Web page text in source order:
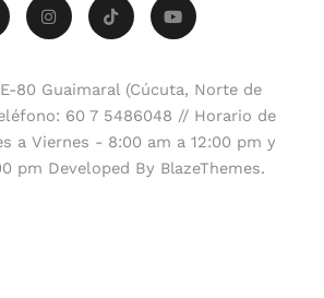
80 Guaimaral (Cúcuta, Norte de
60 7 5486048 // Horario de
a Viernes - 8:00 am a 12:00 pm y
pm Developed By BlazeThemes.